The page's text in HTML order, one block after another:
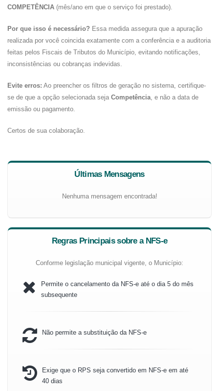
COMPETÊNCIA (mês/ano em que o serviço foi prestado).
Por que isso é necessário? Essa medida assegura que a apuração
realizada por você coincida exatamente com a conferência e a auditoria
feitas pelos Fiscais de Tributos do Município, evitando notificações,
inconsistências ou cobranças indevidas.
Evite erros: Ao preencher os filtros de geração no sistema, certifique-
se de que a opção selecionada seja Competência, e não a data de
emissão ou pagamento.
Certos de sua colaboração.
Últimas Mensagens
Nenhuma mensagem encontrada!
Regras Principais sobre a NFS-e
Conforme legislação municipal vigente, o Município:
Permite o cancelamento da NFS-e até o dia 5 do mês
subsequente
Não permite a substituição da NFS-e
Exige que o RPS seja convertido em NFS-e em até
40 dias